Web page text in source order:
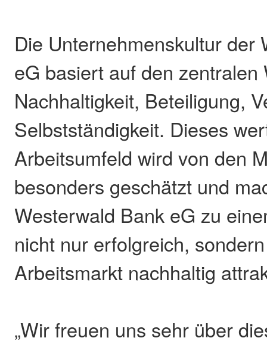
Die Unternehmenskultur der
eG basiert auf den zentralen
Nachhaltigkeit, Beteiligung,
Selbstständigkeit. Dieses
Arbeitsumfeld wird von den
besonders geschätzt und
Westerwald Bank eG zu
nicht nur erfolgreich,
Arbeitsmarkt nachhaltig
„Wir freuen uns sehr über